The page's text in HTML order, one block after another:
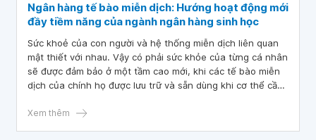
Ngân hàng tế bào miễn dịch: Hướng hoạt động mới
đầy tiềm năng của ngành ngân hàng sinh học
Sức khoẻ của con người và hệ thống miễn dịch liên quan
mật thiết với nhau. Vậy có phải sức khỏe của từng cá nhân
sẽ được đảm bảo ở một tầm cao mới, khi các tế bào miễn
dịch của chính họ được lưu trữ và sẵn dùng khi cơ thể cần
khai thác trong các Ngân hàng sinh học tiên tiến trên thế
Xem thêm